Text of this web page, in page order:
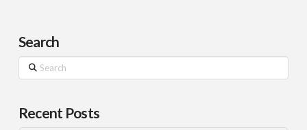
Search
Search
Recent Posts